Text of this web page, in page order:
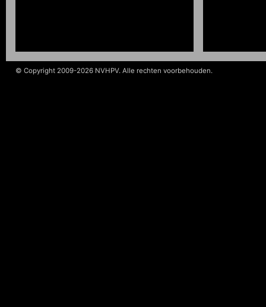
© Copyright 2009-2026 NVHPV. Alle rechten voorbehouden.